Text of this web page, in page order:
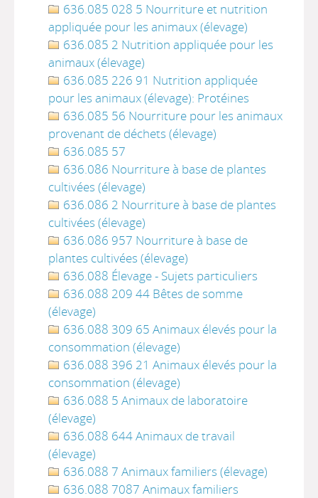
636.085 028 5 Nourriture et nutrition
appliquée pour les animaux (élevage)
636.085 2 Nutrition appliquée pour les
animaux (élevage)
636.085 226 91 Nutrition appliquée
pour les animaux (élevage): Protéines
636.085 56 Nourriture pour les animaux
provenant de déchets (élevage)
636.085 57
636.086 Nourriture à base de plantes
cultivées (élevage)
636.086 2 Nourriture à base de plantes
cultivées (élevage)
636.086 957 Nourriture à base de
plantes cultivées (élevage)
636.088 Élevage - Sujets particuliers
636.088 209 44 Bêtes de somme
(élevage)
636.088 309 65 Animaux élevés pour la
consommation (élevage)
636.088 396 21 Animaux élevés pour la
consommation (élevage)
636.088 5 Animaux de laboratoire
(élevage)
636.088 644 Animaux de travail
(élevage)
636.088 7 Animaux familiers (élevage)
636.088 7087 Animaux familiers